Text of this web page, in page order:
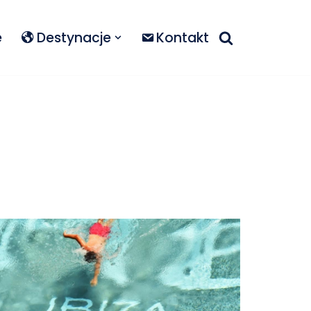
Destynacje Kontakt